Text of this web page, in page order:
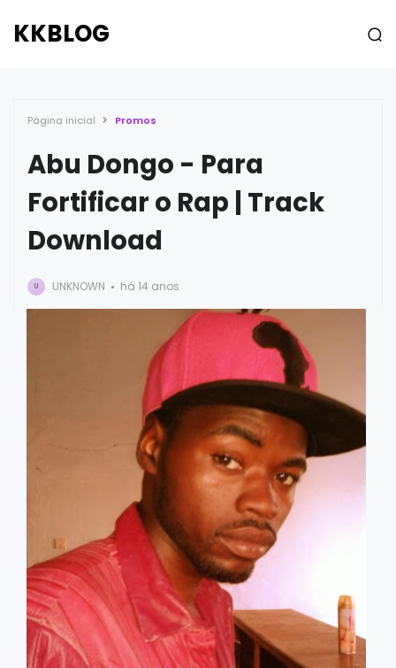
KKBLOG
Página inicial Promos
Abu Dongo - Para
Fortificar o Rap | Track
Download
U UNKNOWN há 14 anos